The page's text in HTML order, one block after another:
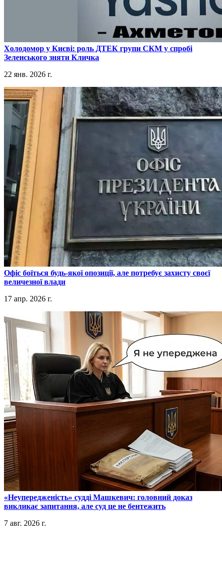
​Холодомор у Києві: роль ДТЕК групи СКМ у спробі
Зеленського зняти Кличка
22 янв. 2026 г.
​Офіс боїться будь-якої опозиції, але потребує захисту своєї
величезної влади
17 апр. 2026 г.
​«Неупередженість» судді Машкевич: головний доказ
викликає запитання, але суд це не бентежить
7 авг. 2026 г.